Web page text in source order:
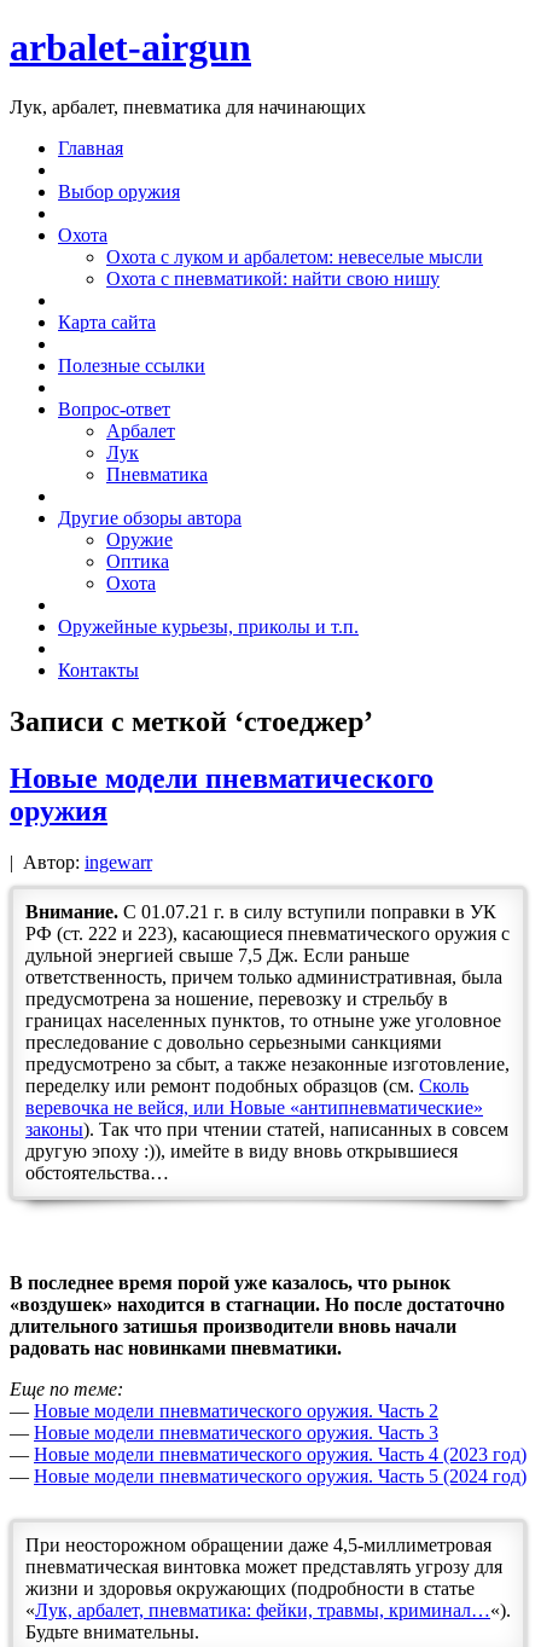
arbalet-airgun
Лук, арбалет, пневматика для начинающих
Главная
Выбор оружия
Охота
Охота с луком и арбалетом: невеселые мысли
Охота с пневматикой: найти свою нишу
Карта сайта
Полезные ссылки
Вопрос-ответ
Арбалет
Лук
Пневматика
Другие обзоры автора
Оружие
Оптика
Охота
Оружейные курьезы, приколы и т.п.
Контакты
Записи с меткой ‘стоеджер’
Новые модели пневматического
оружия
| Автор: ingewarr
Внимание. С 01.07.21 г. в силу вступили поправки в УК
РФ (ст. 222 и 223), касающиеся пневматического оружия с
дульной энергией свыше 7,5 Дж. Если раньше
ответственность, причем только административная, была
предусмотрена за ношение, перевозку и стрельбу в
границах населенных пунктов, то отныне уже уголовное
преследование с довольно серьезными санкциями
предусмотрено за сбыт, а также незаконные изготовление,
переделку или ремонт подобных образцов (см. Сколь
веревочка не вейся, или Новые «антипневматические»
законы). Так что при чтении статей, написанных в совсем
другую эпоху :)), имейте в виду вновь открывшиеся
обстоятельства…
В последнее время порой уже казалось, что рынок
«воздушек» находится в стагнации. Но после достаточно
длительного затишья производители вновь начали
радовать нас новинками пневматики.
Еще по теме:
— Новые модели пневматического оружия. Часть 2
— Новые модели пневматического оружия. Часть 3
— Новые модели пневматического оружия. Часть 4 (2023 год)
— Новые модели пневматического оружия. Часть 5 (2024 год)
При неосторожном обращении даже 4,5-миллиметровая
пневматическая винтовка может представлять угрозу для
жизни и здоровья окружающих (подробности в статье
«Лук, арбалет, пневматика: фейки, травмы, криминал…«).
Будьте внимательны.